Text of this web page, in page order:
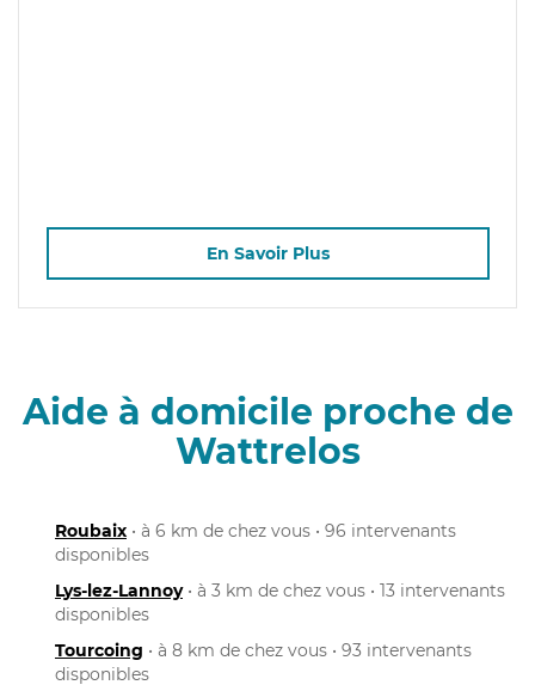
En Savoir Plus
Aide à domicile proche de
Wattrelos
Roubaix • à 6 km de chez vous • 96 intervenants
disponibles
Lys-lez-Lannoy• à 3 km de chez vous • 13 intervenants
disponibles
Tourcoing • à 8 km de chez vous • 93 intervenants
disponibles